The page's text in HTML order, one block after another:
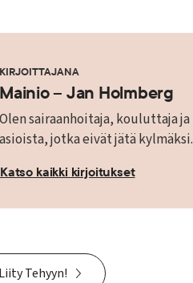
KIRJOITTAJANA
Mainio – Jan Holmberg
Olen sairaanhoitaja, kouluttaja
asioista, jotka eivät jätä kylmäksi.
Katso kaikki kirjoitukset
Liity Tehyyn!